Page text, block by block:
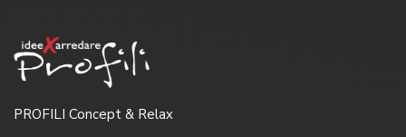
PROFILI Concept & Relax